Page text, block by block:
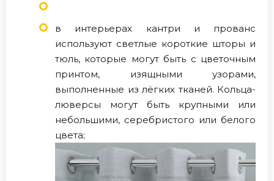
в интерьерах кантри и прованс
используют светлые короткие шторы и
тюль, которые могут быть с цветочным
принтом, изящными узорами,
выполненные из лёгких тканей. Кольца-
люверсы могут быть крупными или
небольшими, серебристого или белого
цвета;